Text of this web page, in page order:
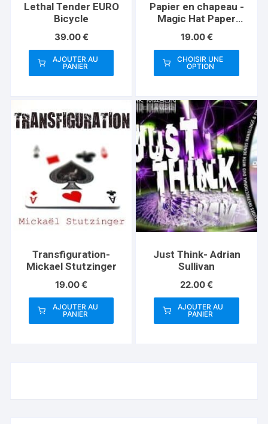
Lethal Tender EURO
Bicycle
39.00€
AJOUTER AU
PANIER
Papier en chapeau -
Magic Hat Paper
Tears
19.00€
CHOISIR UNE
OPTION
Ce
a
plusieurs
variations.
Les
options
peuvent
être
choisies
sur
la
du
Transfiguration-
Mickael Stutzinger
19.00€
AJOUTER AU
PANIER
Just Think- Adrian
Sullivan
22.00€
AJOUTER AU
PANIER